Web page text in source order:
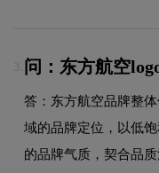
3. 问：东方航空
答：东方航空品牌整
域的品牌定位，以低
的品牌气质，契合品